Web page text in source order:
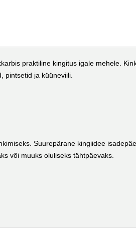
praktiline kingitus igale mehele.
pintsetid ja küüneviili.
Suurepärane kingiidee
või muuks oluliseks tähtpäevaks.